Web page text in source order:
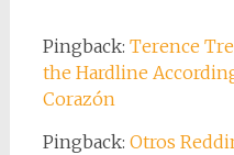
Pingback: Terence
the Hardline
Corazón
Pingback: Otros